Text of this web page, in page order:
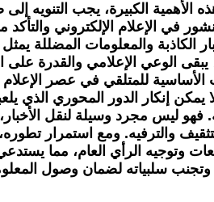
الأساسية للمتلقي في عصر الإعلام